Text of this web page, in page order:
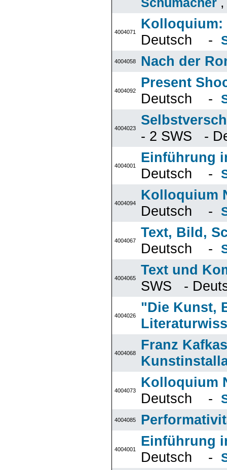
Schumacher
4004071
Kolloquium:
Deutsch -
4004058 Nach der
4004092
Present
Deutsch -
4004023
- 2 SWS -
4004001
Einführung
Deutsch -
4004094
Kolloquium
Deutsch -
4004067
Text, Bild,
Deutsch -
4004065
Text und
SWS -
4004026
"Die Kunst,
4004068
Franz
4004073
Kolloquium
Deutsch -
4004085
4004001
Einführung
Deutsch -